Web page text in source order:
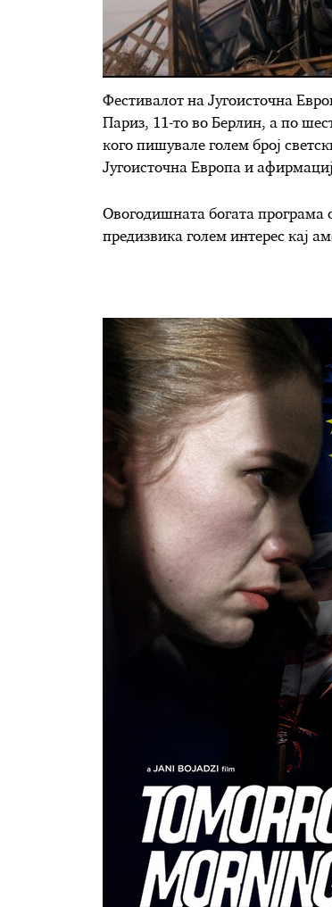
Фестивалот на Југоисточна
Париз, 11-то во Берлин, а по
кого пишувале голем број
Југоисточна Европа и
Овогодишната богата
предизвика голем интерес кај